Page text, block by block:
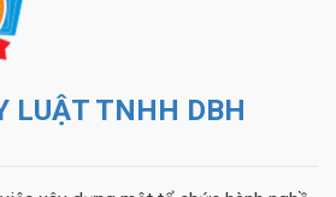
LUẬT TNHH DBH